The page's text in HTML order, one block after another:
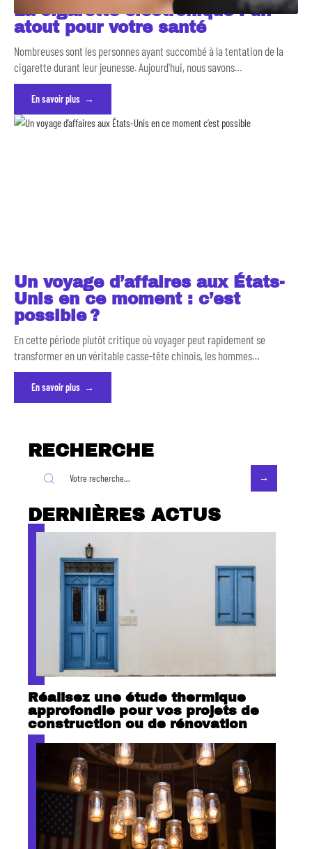
La cigarette électronique : un
atout pour votre santé
Nombreuses sont les personnes ayant succombé à la tentation de la
cigarette durant leur jeunesse. Aujourd'hui, nous savons…
En savoir plus
Un voyage d’affaires aux États-
Unis en ce moment : c’est
possible ?
En cette période plutôt critique où voyager peut rapidement se
transformer en un véritable casse-tête chinois, les hommes…
En savoir plus
RECHERCHE
DERNIÈRES ACTUS
Réalisez une étude thermique
approfondie pour vos projets de
construction ou de rénovation